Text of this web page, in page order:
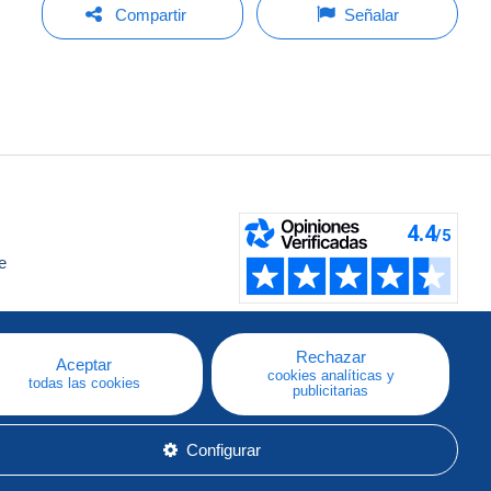
Compartir Señalar
Aceptar
todas las cookies
Rechazar
cookies analíticas y
publicitarias
Configurar